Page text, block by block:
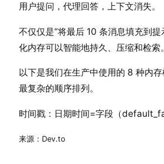
用户提问，代理回答，上下文消失。
不仅仅是“将最后 10 条消息填充到
化内存可以智能地持久、压缩和检索。
以下是我们在生产中使用的 8 种内
最复杂的顺序排列。
时间戳：日期时间=字段（
来源：Dev.to